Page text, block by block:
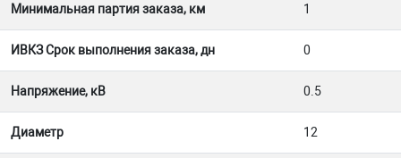
Минимальная партия заказа, км 1
ИВКЗ Срок выполнения заказа, дн 0
Напряжение, кВ 0.5
Диаметр 12